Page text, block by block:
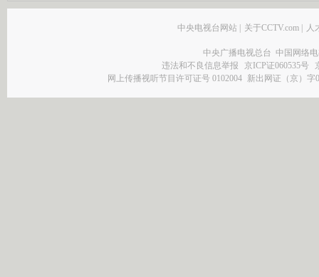
中央电视台网站 | 关于CCTV.com | 人
中央广播电视总台 中国网络
违法和不良信息举报
京ICP证060535号
网上传播视听节目许可证号 0102004 新出网证（京）